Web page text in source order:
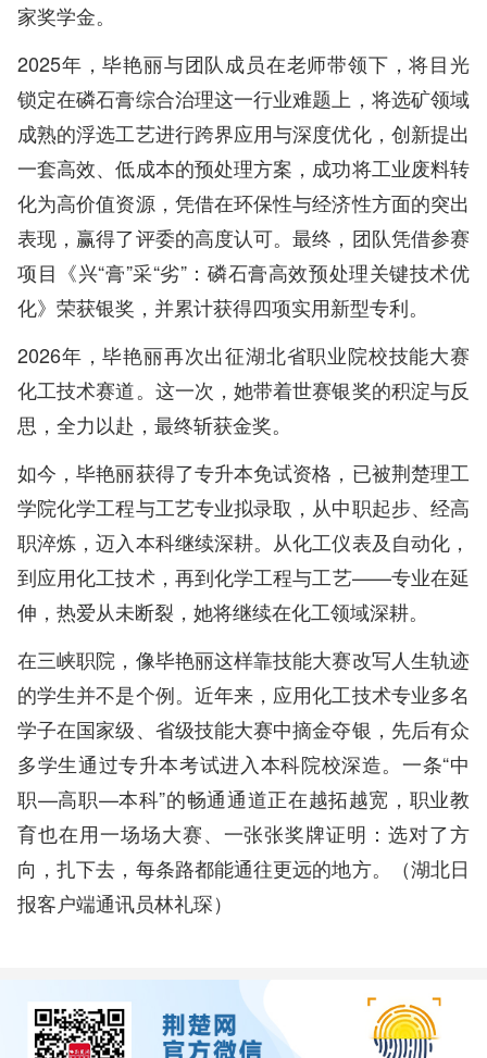
家奖学金。
2025年，毕艳丽与团队成员在老师带领下，将目光
锁定在磷石膏综合治理这一行业难题上，将选矿领域
成熟的浮选工艺进行跨界应用与深度优化，创新提出
一套高效、低成本的预处理方案，成功将工业废料转
化为高价值资源，凭借在环保性与经济性方面的突出
表现，赢得了评委的高度认可。最终，团队凭借参赛
项目《兴“膏”采“劣”：磷石膏高效预处理关键技术优
化》荣获银奖，并累计获得四项实用新型专利。
2026年，毕艳丽再次出征湖北省职业院校技能大赛
化工技术赛道。这一次，她带着世赛银奖的积淀与反
思，全力以赴，最终斩获金奖。
如今，毕艳丽获得了专升本免试资格，已被荆楚理工
学院化学工程与工艺专业拟录取，从中职起步、经高
职淬炼，迈入本科继续深耕。从化工仪表及自动化，
到应用化工技术，再到化学工程与工艺——专业在延
伸，热爱从未断裂，她将继续在化工领域深耕。
在三峡职院，像毕艳丽这样靠技能大赛改写人生轨迹
的学生并不是个例。近年来，应用化工技术专业多名
学子在国家级、省级技能大赛中摘金夺银，先后有众
多学生通过专升本考试进入本科院校深造。一条“中
职—高职—本科”的畅通通道正在越拓越宽，职业教
育也在用一场场大赛、一张张奖牌证明：选对了方
向，扎下去，每条路都能通往更远的地方。（湖北日
报客户端通讯员林礼琛）